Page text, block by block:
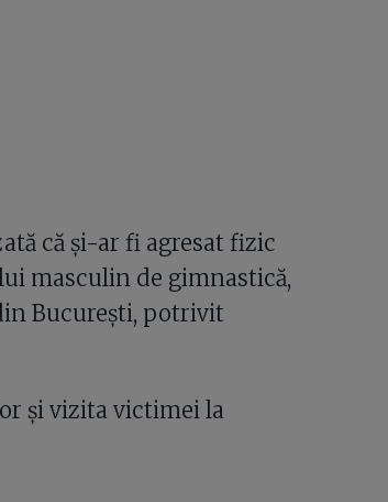
că și-ar fi agresat fizic
masculin de gimnastică,
București, potrivit
și vizita victimei la